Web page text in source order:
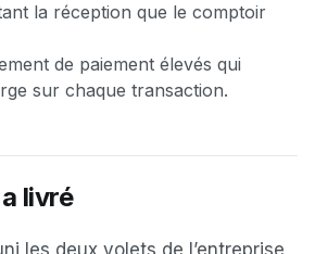
la réception que le comptoir
de paiement élevés qui
sur chaque transaction.
livré